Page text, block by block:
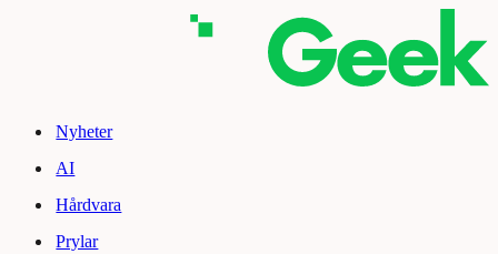
Nyheter
AI
Hårdvara
Prylar